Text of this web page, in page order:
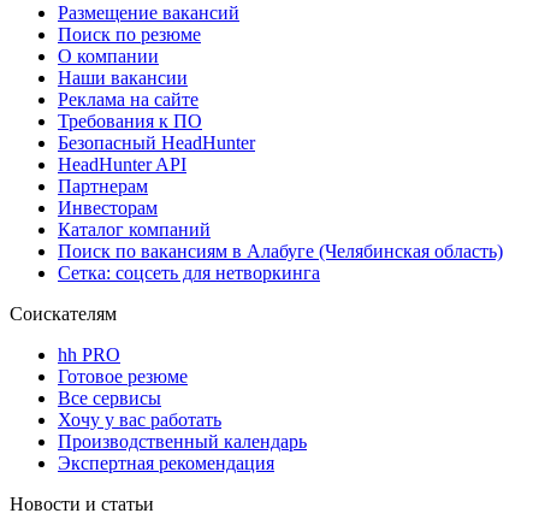
Размещение вакансий
Поиск по резюме
О компании
Наши вакансии
Реклама на сайте
Требования к ПО
Безопасный HeadHunter
HeadHunter API
Партнерам
Инвесторам
Каталог компаний
Поиск по вакансиям в Алабуге (Челябинская область)
Сетка: соцсеть для нетворкинга
Соискателям
hh PRO
Готовое резюме
Все сервисы
Хочу у вас работать
Производственный календарь
Экспертная рекомендация
Новости и статьи